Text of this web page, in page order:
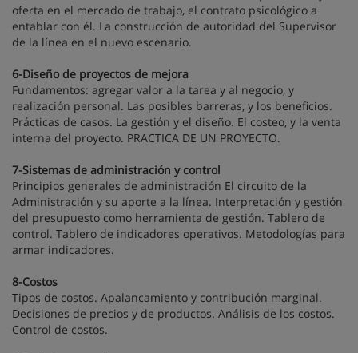
oferta en el mercado de trabajo, el contrato psicológico a
entablar con él. La construcción de autoridad del Supervisor
de la línea en el nuevo escenario.
6-Diseño de proyectos de mejora
Fundamentos: agregar valor a la tarea y al negocio, y
realización personal. Las posibles barreras, y los beneficios.
Prácticas de casos. La gestión y el diseño. El costeo, y la venta
interna del proyecto. PRACTICA DE UN PROYECTO.
7-Sistemas de administración y control
Principios generales de administración El circuito de la
Administración y su aporte a la línea. Interpretación y gestión
del presupuesto como herramienta de gestión. Tablero de
control. Tablero de indicadores operativos. Metodologías para
armar indicadores.
8-Costos
Tipos de costos. Apalancamiento y contribución marginal.
Decisiones de precios y de productos. Análisis de los costos.
Control de costos.